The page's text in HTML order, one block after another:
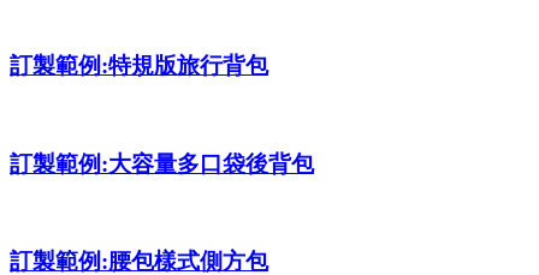
訂製範例:特規版旅行背包
訂製範例:大容量多口袋後背包
訂製範例:腰包樣式側方包